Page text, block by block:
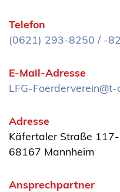
Telefon
(0621) 293-8250 / -
E-Mail-Adresse
LFG-Foerderverein@t-
Adresse
Käfertaler Straße
68167 Mannheim
Ansprechpartner